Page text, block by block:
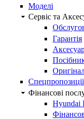
Моделі
Сервіс та
Гарантія
Спецпропозиції
Фінансові
Hyundai